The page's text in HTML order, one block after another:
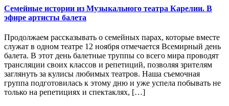
Семейные истории из Музыкального театра Карелии. В
эфире артисты балета
Продолжаем рассказывать о семейных парах, которые вместе
служат в одном театре 12 ноября отмечается Всемирный день
балета. В этот день балетные труппы со всего мира проводят
трансляции своих классов и репетиций, позволяя зрителям
заглянуть за кулисы любимых театров. Наша съемочная
группа подготовилась к этому дню и уже успела побывать не
только на репетициях и спектаклях, […]